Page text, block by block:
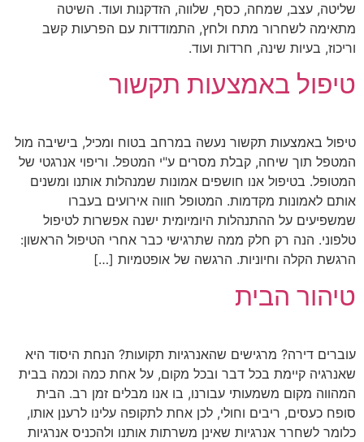
שליטה, עצב, שמחה, כסף, שלווה, הזדקנות ועוד. השיטה
מתאימה לשחרור מתח ולחץ, התמודדות עם הפרעות קשב
וריכוז, בעיות שינה, חרדות ועוד.
טיפול באמצעות תקשור
טיפול באמצעות תקשור נעשה במרחב בטוח ומכיל, בישיבה מול
המטפל תוך שיחה, קבלת מסרים ע"י המטפל. וריפוי אנרגטי של
המטופל. בטיפול אנו חושפים אמונות שמנהלות אותנו ומשנים
אותם לאמונות מקדמות. המטופל חווה אירועים בעברו
שמשפיעים על ההתנהלות היומיומית ישנה אפשרות לטיפול
טלפוני. הנה רק חלק ממה שתרגישי כבר אחרי הטיפול הראשון:
הרגשת הקלה וחיוניות. הרגשה של אופטמיות […]
טיהור הבית
עוברים דירה? מרגישים שהאנרגיות תקועות? הנחת היסוד היא
שאנרגיה קיימת בכל דבר ובכל מקום, על אחת כמה וכמה בבית
המהווה מקום משמעותי עבורנו, בו אנו מבלים זמן רב. הבית
סופח כעסים, ריבים וחולי, לכן אחת לתקופה עלינו לרענן אותו,
כלומר לשחרר אנרגיות שאינן משרתות אותנו ולהכניס אנרגיות